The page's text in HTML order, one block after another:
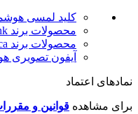
کلید لمسی
محصولات برند Geeklink
محصولات برند ‌Benica
آیفون تصویری
نمادهای اعتماد
برای مشاهده قوانین و